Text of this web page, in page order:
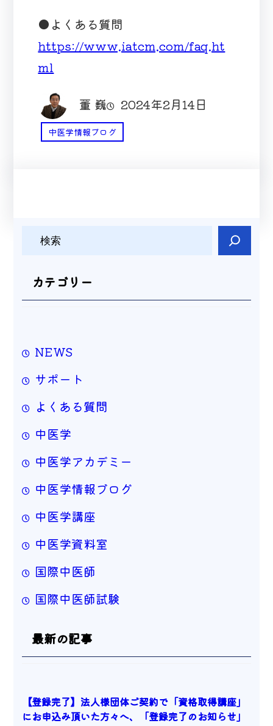
●よくある質問
https://www.iatcm.com/faq.ht
ml
董 巍 2024年2月14日
中医学情報ブログ
カテゴリー
NEWS
サポート
よくある質問
中医学
中医学アカデミー
中医学情報ブログ
中医学講座
中医学資料室
国際中医師
国際中医師試験
最新の記事
【登録完了】法人様団体ご契約で「資格取得講座」
にお申込み頂いた方々へ、「登録完了のお知らせ」